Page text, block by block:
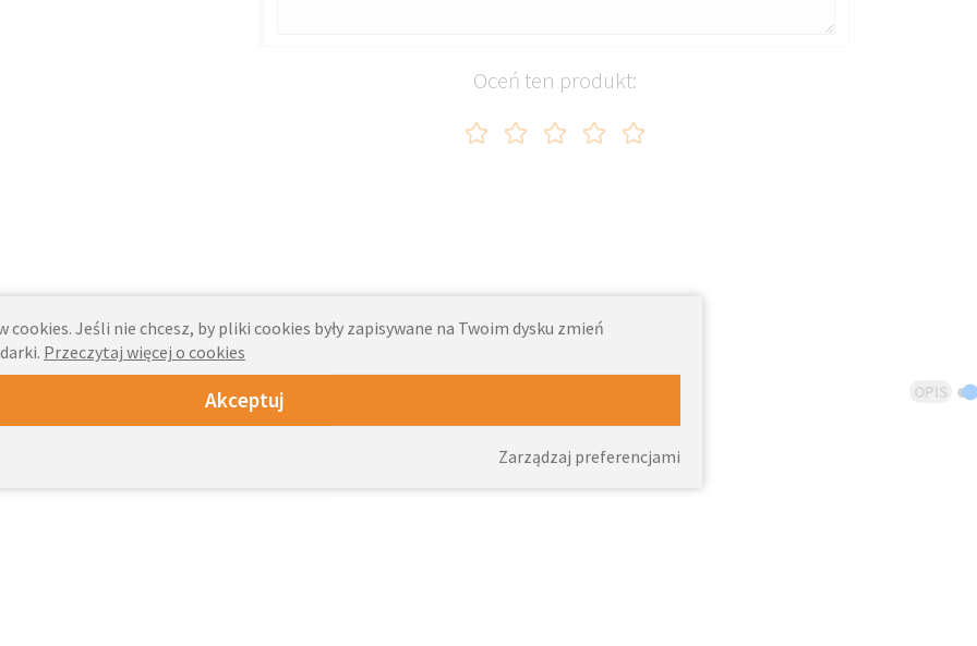
OPIS
Oceń ten produkt:
cookies. Jeśli nie chcesz, by pliki cookies były zapisywane na Twoim dysku zmień
Przeczytaj więcej o cookies
Akceptuj
Zarządzaj preferencjami